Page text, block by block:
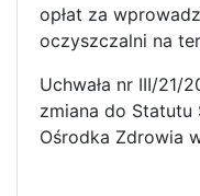
opłat za
oczyszczalni na
Uchwała nr III/21/
zmiana do Statutu
Ośrodka Zdrowia